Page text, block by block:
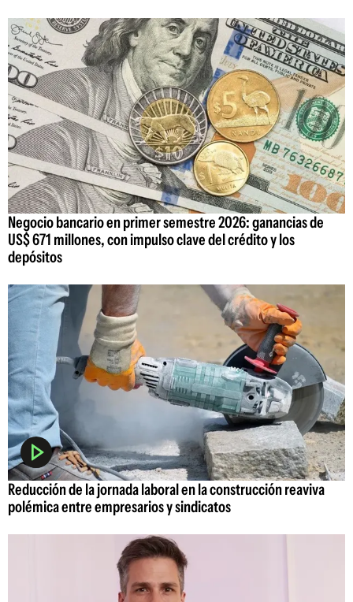
Negocio bancario en primer semestre 2026: ganancias de
US$ 671 millones, con impulso clave del crédito y los
depósitos
Reducción de la jornada laboral en la construcción reaviva
polémica entre empresarios y sindicatos